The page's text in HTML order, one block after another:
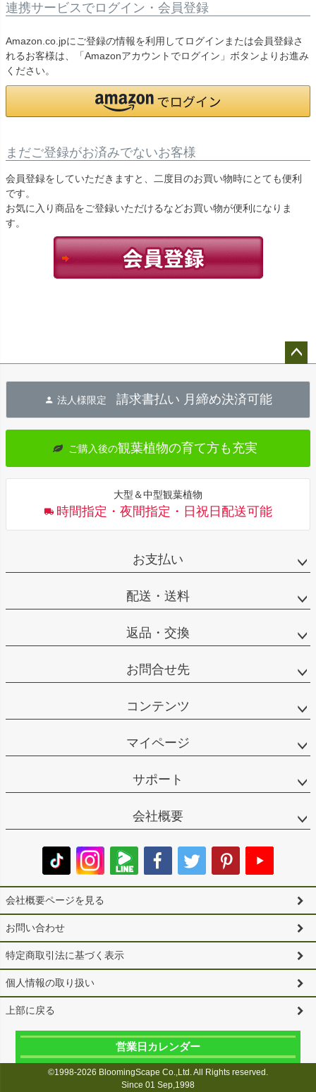
連携サービスでログイン・会員登録
Amazon.co.jpにご登録の情報を利用してログインまたは会員登録さ
れるお客様は、「Amazonアカウントでログイン」ボタンよりお進み
ください。
まだご登録がお済みでないお客様
会員登録をしていただきますと、二度目のお買い物時にとても便利
です。
お気に入り商品をご登録いただけるなどお買い物が便利になりま
す。
へ
法人様限定 請求書払い 月締め決済可能
ご購入後の観葉植物の育て方も充実
大型＆中型観葉植物
時間指定・夜間指定・日祝日配送可能
お支払い
配送・送料
返品・交換
お問合せ先
コンテンツ
マイページ
サポート
会社概要
会社概要ページを見る
お問い合わせ
特定商取引法に基づく表示
個人情報の取り扱い
上部に戻る
営業日カレンダー
©1998-2026 BloomingScape Co.,Ltd. All Rights reserved.
Since 01 Sep,1998